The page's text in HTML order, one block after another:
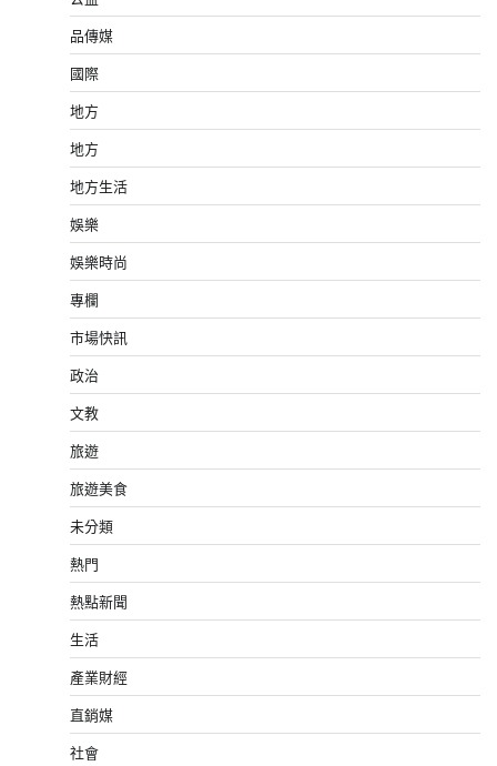
品傳媒
國際
地方
地方
地方生活
娛樂
娛樂時尚
專欄
市場快訊
政治
文教
旅遊
旅遊美食
未分類
熱門
熱點新聞
生活
產業財經
直銷媒
社會